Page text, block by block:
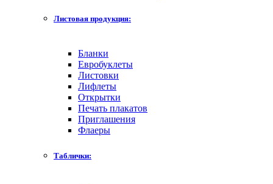
Листовая продукция:
Бланки
Евробуклеты
Листовки
Лифлеты
Открытки
Печать плакатов
Приглашения
Флаеры
Таблички: